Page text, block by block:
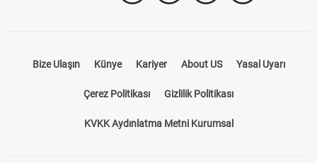
Bize Ulaşın Künye Kariyer About US Yasal Uyarı
Çerez Politikası Gizlilik Politikası
KVKK Aydınlatma Metni Kurumsal